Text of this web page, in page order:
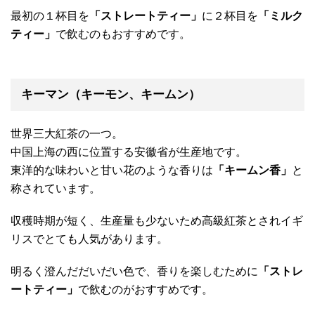
最初の１杯目を 「ストレートティー」 に２杯目を 「ミルク
ティー」 で飲むのもおすすめです。
キーマン（キーモン、キームン）
世界三大紅茶の一つ。
中国上海の西に位置する安徽省が生産地です。
東洋的な味わいと甘い花のような香りは 「キームン香」 と
称されています。
収穫時期が短く、生産量も少ないため高級紅茶とされイギ
リスでとても人気があります。
明るく澄んだだいだい色で、香りを楽しむために
「ストレ
ートティー」 で飲むのがおすすめです。